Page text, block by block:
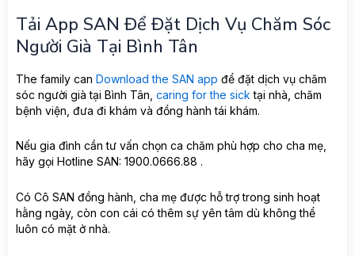
Tải App SAN Để Đặt Dịch Vụ Chăm Sóc
Người Già Tại Bình Tân
The family can Download the SAN app để đặt dịch vụ chăm
sóc người già tại Bình Tân, caring for the sick tại nhà, chăm
bệnh viện, đưa đi khám và đồng hành tái khám.
Nếu gia đình cần tư vấn chọn ca chăm phù hợp cho cha mẹ,
hãy gọi Hotline SAN: 1900.0666.88 .
Có Cô SAN đồng hành, cha mẹ được hỗ trợ trong sinh hoạt
hằng ngày, còn con cái có thêm sự yên tâm dù không thể
luôn có mặt ở nhà.